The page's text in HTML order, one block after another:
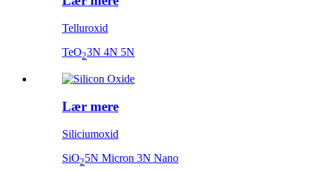
Telluroxid
TeO23N 4N 5N
Lær mere
Siliciumoxid
SiO25N Micron 3N Nano